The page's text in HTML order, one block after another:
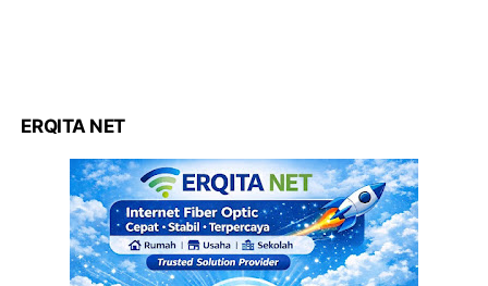
ERQITA NET